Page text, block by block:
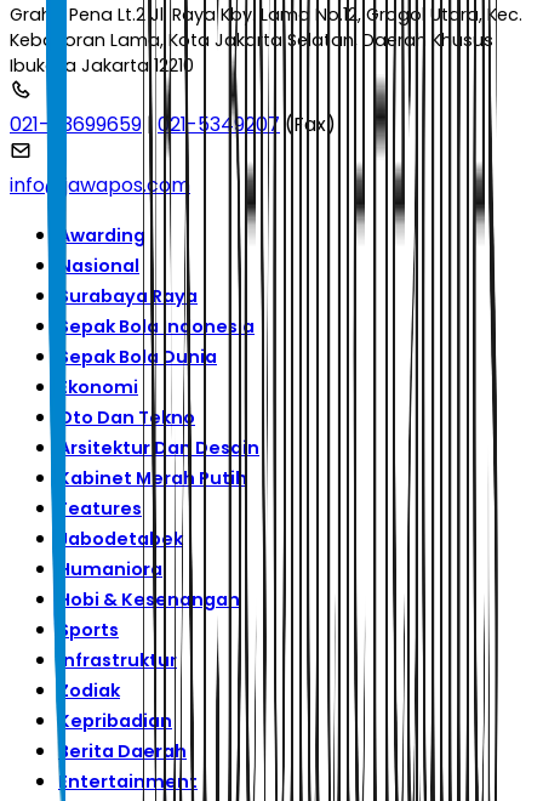
Graha Pena Lt.2 Jl. Raya Kby. Lama No.12, Grogol Utara, Kec.
Kebayoran Lama, Kota Jakarta Selatan, Daerah Khusus
Ibukota Jakarta 12210
021-53699659 |021-5349207(Fax)
info@jawapos.com
Awarding
Nasional
Surabaya Raya
Sepak Bola Indonesia
Sepak Bola Dunia
Ekonomi
Oto Dan Tekno
Arsitektur Dan Desain
Kabinet Merah Putih
Features
Jabodetabek
Humaniora
Hobi & Kesenangan
Sports
Infrastruktur
Zodiak
Kepribadian
Berita Daerah
Entertainment